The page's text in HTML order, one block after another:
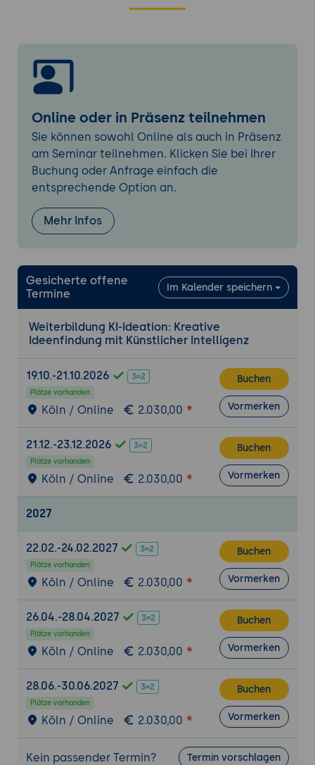
Kollaboration
Optimale Arbeitsteilung zwischen Mensch
und KI
Kreativitätsboosting durch hybride
Ansätze
Fallstudien erfolgreicher Ko-Kreation
Branchenspezifische Anwendungen
Produktentwicklung: Von der Idee zum
MVP
Marketing: Generierung von
Dienstleistungen: Innovative Service-
Designs
Qualitätsbewertung und Validierung
Kriterien für gute KI-generierte Ideen
Methoden zur Bewertung und Auswahl
Integration in bestehende
Innovationsprozesse
Zukunft der KI-Ideation
Langfristige Auswirkungen auf
Vorbereitung auf kommende
Praxisübung: KI-Ideation Challenge
Gruppenweise Entwicklung einer
innovativen Lösung
Nutzung verschiedener KI-Tools im
Wettbewerb
Präsentation und gemeinsame Reflexion
Online oder in Präsenz teilnehmen
Sie können sowohl Online als auch in Präsenz
am Seminar teilnehmen. Klicken Sie bei Ihrer
Buchung oder Anfrage einfach die
entsprechende Option an.
Mehr Infos
Gesicherte offene
Termine
Im Kalender speichern
Weiterbildung KI-Ideation: Kreative
Ideenfindung mit Künstlicher Intelligenz
19.10.-21.10.2026
Plätze vorhanden
Köln / Online 2.030,00
Buchen
Vormerken
21.12.-23.12.2026
Plätze vorhanden
Köln / Online 2.030,00
Buchen
Vormerken
2027
22.02.-24.02.2027
Plätze vorhanden
Köln / Online 2.030,00
Buchen
Vormerken
26.04.-28.04.2027
Plätze vorhanden
Köln / Online 2.030,00
Buchen
Vormerken
28.06.-30.06.2027
Plätze vorhanden
Köln / Online 2.030,00
Buchen
Vormerken
Kein passender Termin? Termin vorschlagen